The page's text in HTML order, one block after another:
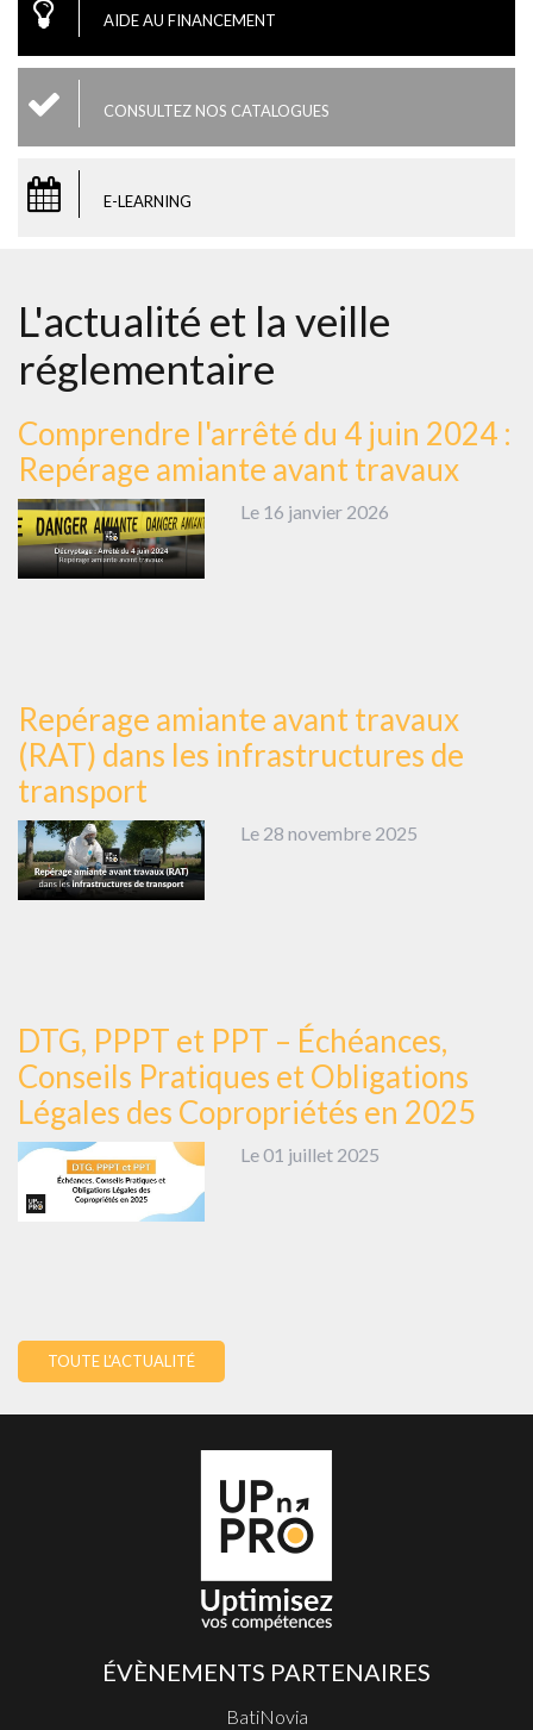
AIDE AU FINANCEMENT
CONSULTEZ NOS CATALOGUES
E-LEARNING
L'actualité et la veille
réglementaire
Comprendre l'arrêté du 4 juin 2024 :
Repérage amiante avant travaux
Le 16 janvier 2026
Repérage amiante avant travaux
(RAT) dans les infrastructures de
transport
Le 28 novembre 2025
DTG, PPPT et PPT – Échéances,
Conseils Pratiques et Obligations
Légales des Copropriétés en 2025
Le 01 juillet 2025
TOUTE L'ACTUALITÉ
ÉVÈNEMENTS PARTENAIRES
BatiNovia